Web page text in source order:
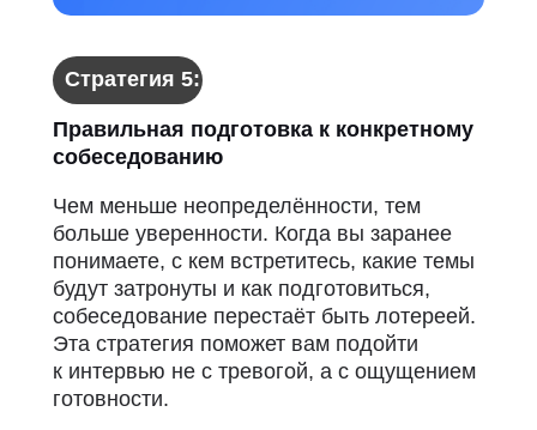
Стратегия 5:
Правильная подготовка к конкретному
собеседованию
Чем меньше неопределённости, тем
больше уверенности. Когда вы заранее
понимаете, с кем встретитесь, какие темы
будут затронуты и как подготовиться,
собеседование перестаёт быть лотереей.
Эта стратегия поможет вам подойти
к интервью не с тревогой, а с ощущением
готовности.